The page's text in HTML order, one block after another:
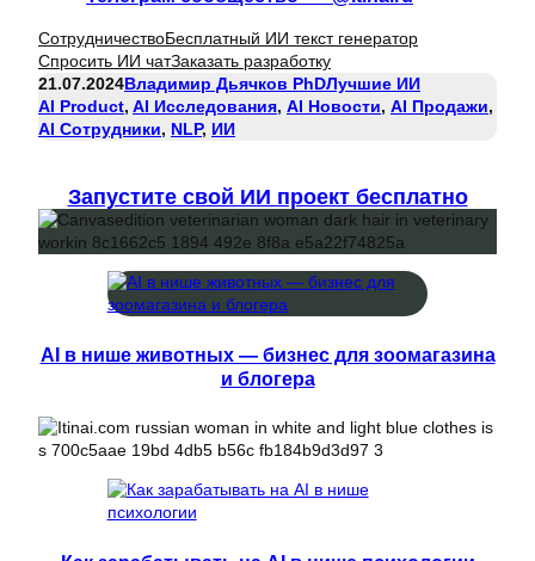
СотрудничествоБесплатный ИИ текст генератор
Спросить ИИ чатЗаказать разработку
21.07.2024Владимир Дьячков PhDЛучшие ИИ
AI Product, AI Исследования, AI Новости, AI Продажи
AI Сотрудники, NLP, ИИ
Запустите свой ИИ проект бесплатно
AI в нише животных — бизнес для зоомагазина
и блогера